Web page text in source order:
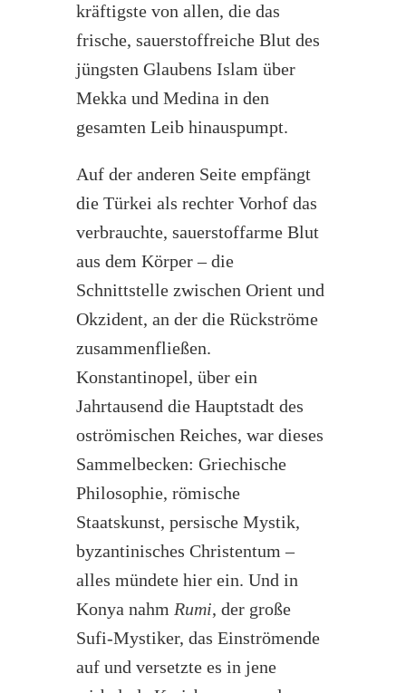
kräftigste von allen, die das
frische, sauerstoffreiche Blut des
jüngsten Glaubens Islam über
Mekka und Medina in den
gesamten Leib hinauspumpt.
Auf der anderen Seite empfängt
die Türkei als rechter Vorhof das
verbrauchte, sauerstoffarme Blut
aus dem Körper – die
Schnittstelle zwischen Orient und
Okzident, an der die Rückströme
zusammenfließen.
Konstantinopel, über ein
Jahrtausend die Hauptstadt des
oströmischen Reiches, war dieses
Sammelbecken: Griechische
Philosophie, römische
Staatskunst, persische Mystik,
byzantinisches Christentum –
alles mündete hier ein. Und in
Konya nahm Rumi, der große
Sufi-Mystiker, das Einströmende
auf und versetzte es in jene